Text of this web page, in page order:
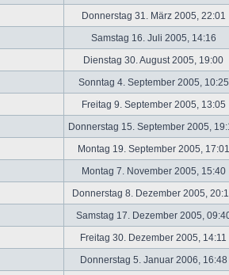
Donnerstag 31. März 2005, 22:01
Samstag 16. Juli 2005, 14:16
Dienstag 30. August 2005, 19:00
Sonntag 4. September 2005,
Freitag 9. September 2005, 13:05
Donnerstag 15. September 2005,
Montag 19. September 2005,
Montag 7. November 2005, 15:40
Donnerstag 8. Dezember 2005,
Samstag 17. Dezember 2005,
Freitag 30. Dezember 2005, 14:11
Donnerstag 5. Januar 2006, 16:48